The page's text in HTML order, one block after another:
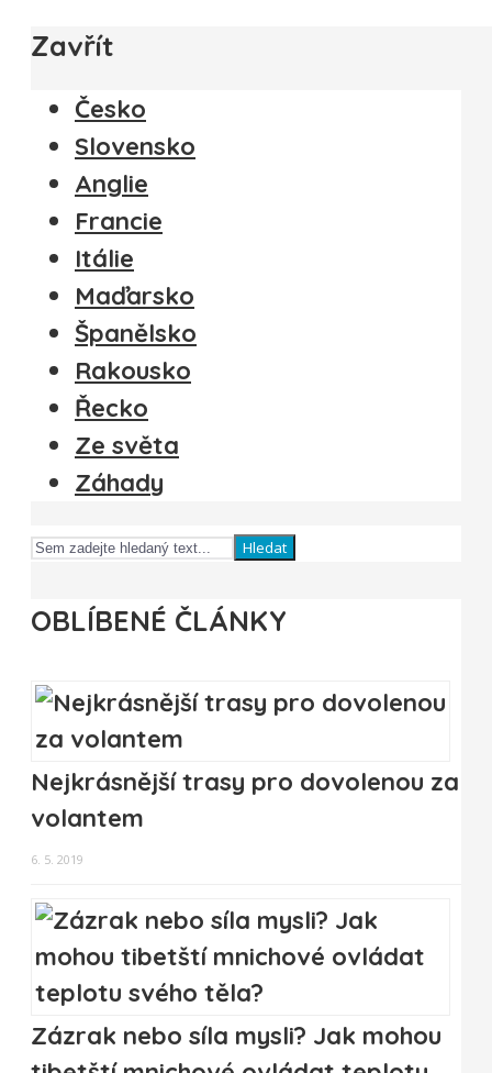
Zavřít
Česko
Slovensko
Anglie
Francie
Itálie
Maďarsko
Španělsko
Rakousko
Řecko
Ze světa
Záhady
Hledat
OBLÍBENÉ ČLÁNKY
Nejkrásnější trasy pro dovolenou za
volantem
6. 5. 2019
Zázrak nebo síla mysli? Jak mohou